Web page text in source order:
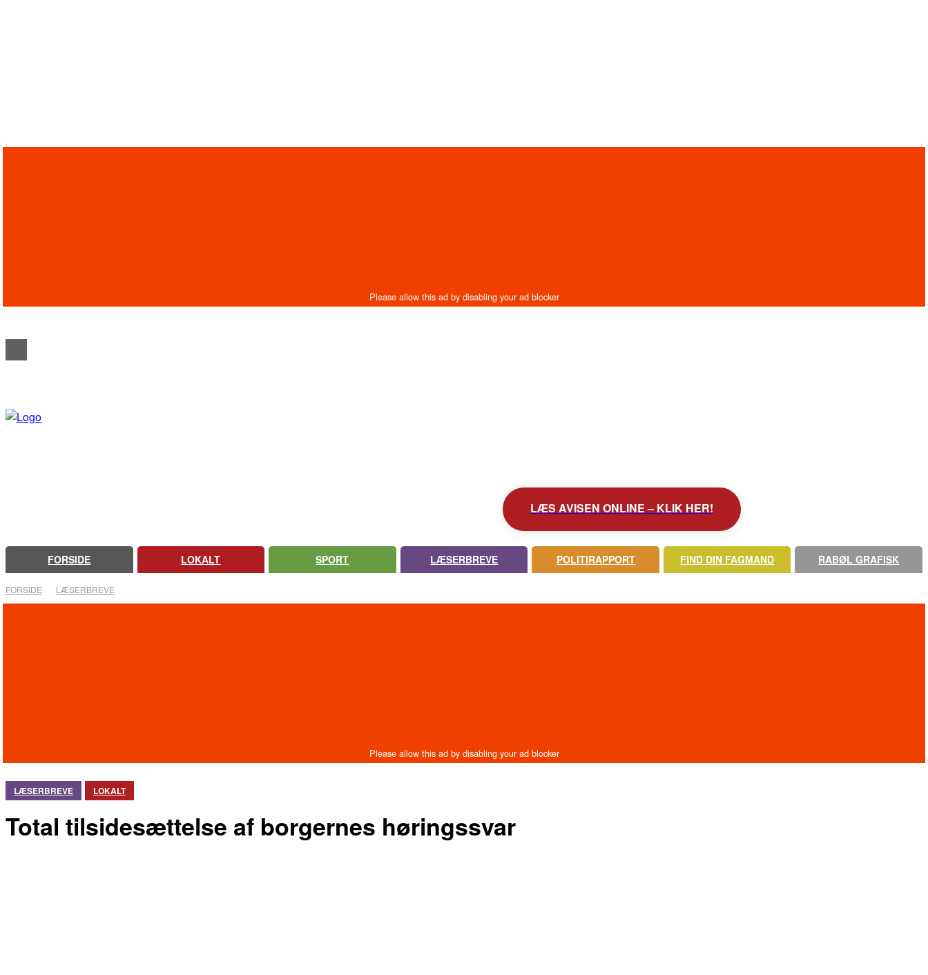
LÆS AVISEN ONLINE – KLIK HER!
FORSIDE LOKALT SPORT LÆSERBREVE POLITIRAPPORT FIND DIN FAGMAND RABØL GRAFISK
FORSIDE LÆSERBREVE
LÆSERBREVE LOKALT
Total tilsidesættelse af borgernes høringssvar